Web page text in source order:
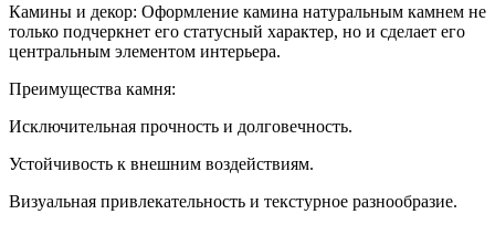
Камины и декор: Оформление камина натуральным камнем не
только подчеркнет его статусный характер, но и сделает его
центральным элементом интерьера.
Преимущества камня:
Исключительная прочность и долговечность.
Устойчивость к внешним воздействиям.
Визуальная привлекательность и текстурное разнообразие.